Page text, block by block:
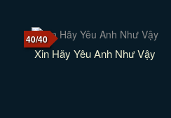
40/40
Xin Hãy Yêu Anh Như Vậy